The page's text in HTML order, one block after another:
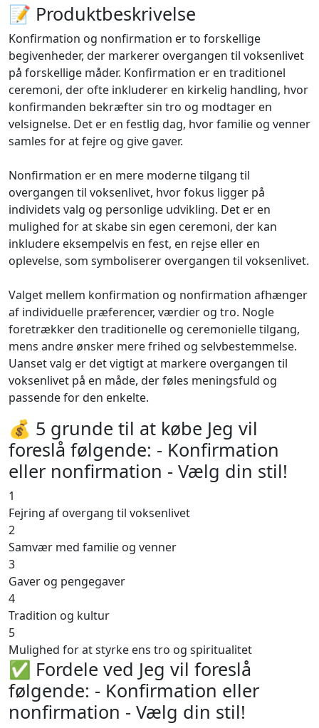
📝 Produktbeskrivelse
Konfirmation og nonfirmation er to forskellige
begivenheder, der markerer overgangen til voksenlivet
på forskellige måder. Konfirmation er en traditionel
ceremoni, der ofte inkluderer en kirkelig handling, hvor
konfirmanden bekræfter sin tro og modtager en
velsignelse. Det er en festlig dag, hvor familie og venner
samles for at fejre og give gaver.
Nonfirmation er en mere moderne tilgang til
overgangen til voksenlivet, hvor fokus ligger på
individets valg og personlige udvikling. Det er en
mulighed for at skabe sin egen ceremoni, der kan
inkludere eksempelvis en fest, en rejse eller en
oplevelse, som symboliserer overgangen til voksenlivet.
Valget mellem konfirmation og nonfirmation afhænger
af individuelle præferencer, værdier og tro. Nogle
foretrækker den traditionelle og ceremonielle tilgang,
mens andre ønsker mere frihed og selvbestemmelse.
Uanset valg er det vigtigt at markere overgangen til
voksenlivet på en måde, der føles meningsfuld og
passende for den enkelte.
💰 5 grunde til at købe Jeg vil
foreslå følgende: - Konfirmation
eller nonfirmation - Vælg din stil!
1
Fejring af overgang til voksenlivet
2
Samvær med familie og venner
3
Gaver og pengegaver
4
Tradition og kultur
5
Mulighed for at styrke ens tro og spiritualitet
✅ Fordele ved Jeg vil foreslå
følgende: - Konfirmation eller
nonfirmation - Vælg din stil!